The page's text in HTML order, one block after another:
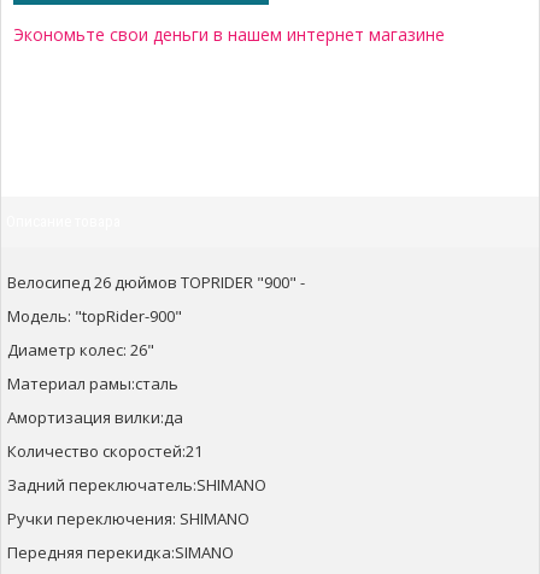
Экономьте свои деньги в нашем интернет магазине
Велосипед 26 дюймов TOPRIDER "900" -
Модель: "topRider-900"
Диаметр колес: 26"
Материал рамы:сталь
Амортизация вилки:да
Количество скоростей:21
Задний переключатель:SHIMANO
Ручки переключения: SHIMANO
Передняя перекидка:SIMANO